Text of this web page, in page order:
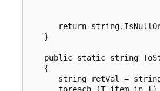
return
   }
public static string
   {
string retVal =
foreach (T item in l)